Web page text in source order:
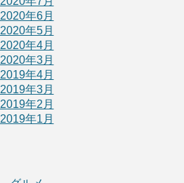
2020年6月
2020年5月
2020年4月
2020年3月
2019年4月
2019年3月
2019年2月
2019年1月